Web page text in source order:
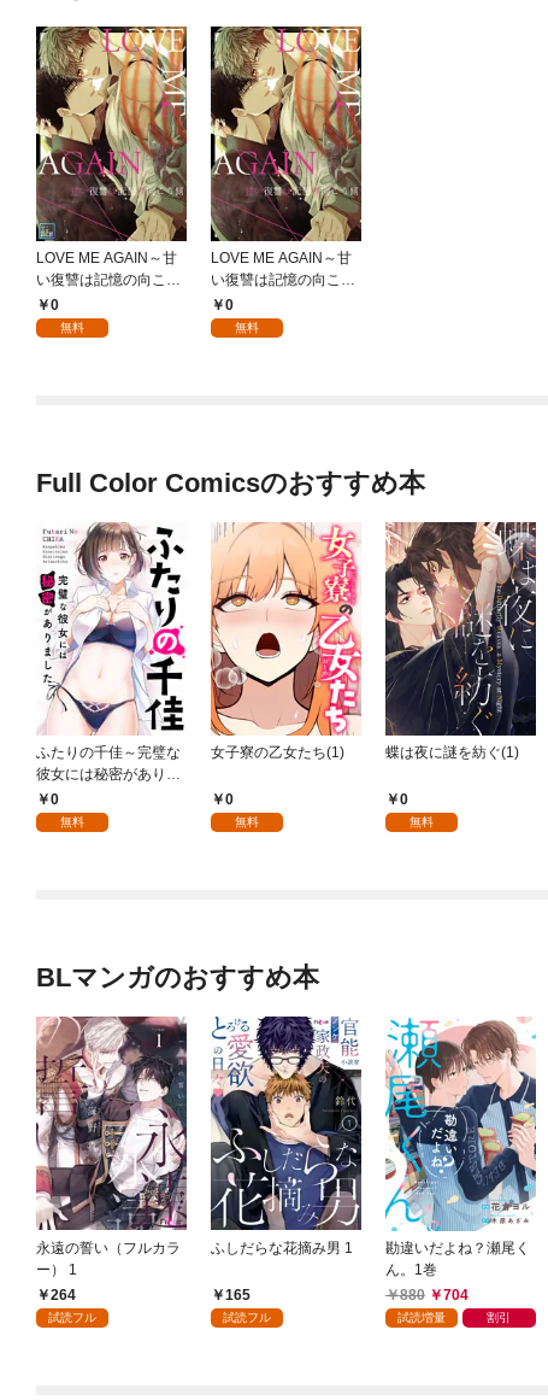
LOVE ME AGAIN～甘
い復讐は記憶の向こう
側～【全年齢版】(1)
0
無料
LOVE ME AGAIN～甘
い復讐は記憶の向こう
側～(1)
0
無料
Full Color Comicsのおすすめ本
ふたりの千佳～完璧な
彼女には秘密がありま
した(1)
0
無料
女子寮の乙女たち(1)
0
無料
蝶は夜に謎を紡ぐ(1)
0
無料
BLマンガのおすすめ本
永遠の誓い（フルカラ
ー） 1
264
試読フル
ふしだらな花摘み男 1
165
試読フル
勘違いだよね？瀬尾く
ん。1巻
880
704
試読増量 割引